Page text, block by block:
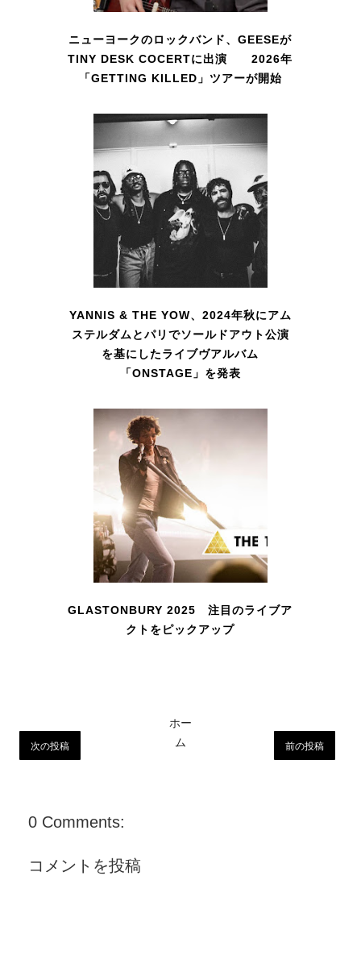
ニューヨークのロックバンド、GEESEが
TINY DESK COCERTに出演 2026年
「GETTING KILLED」ツアーが開始
YANNIS & THE YOW、2024年秋にアム
ステルダムとパリでソールドアウト公演
を基にしたライブヴアルバム
「ONSTAGE」を発表
GLASTONBURY 2025 注目のライブア
クトをピックアップ
次の投稿 前の投稿
ホー
ム
0 Comments:
コメントを投稿